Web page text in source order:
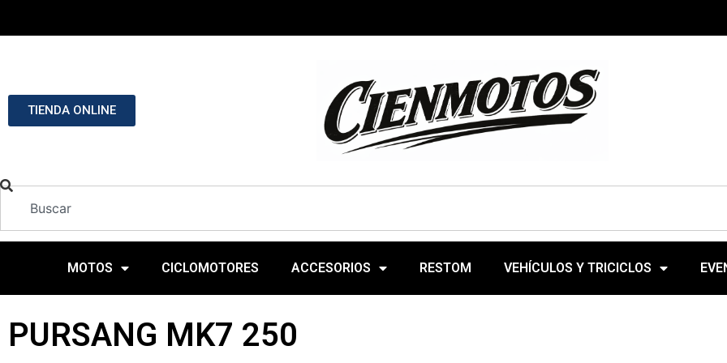
TIENDA ONLINE
MOTOS CICLOMOTORES ACCESORIOS RESTOM VEHÍCULOS Y TRICICLOS
PURSANG MK7 250